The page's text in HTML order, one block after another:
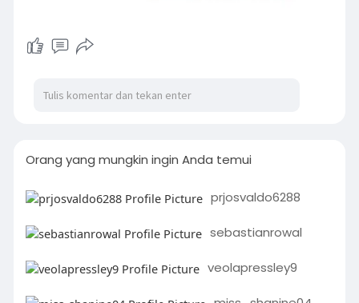
Orang yang mungkin ingin Anda temui
prjosvaldo6288
sebastianrowal
veolapressley9